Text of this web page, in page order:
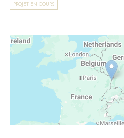
PROJET EN COURS